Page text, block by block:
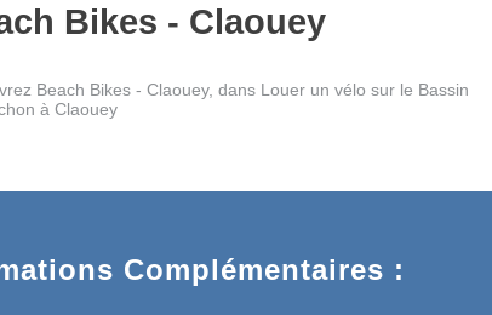
Bikes - Claouey
Beach Bikes - Claouey, dans Louer un vélo sur le Bassin
à Claouey
Complémentaires :